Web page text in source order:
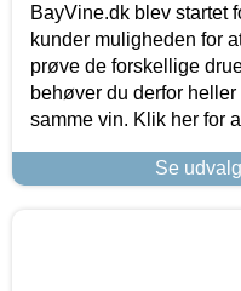
BayVine.dk blev startet
kunder muligheden for
prøve de forskellige
behøver du derfor
samme vin. Klik her for
Se